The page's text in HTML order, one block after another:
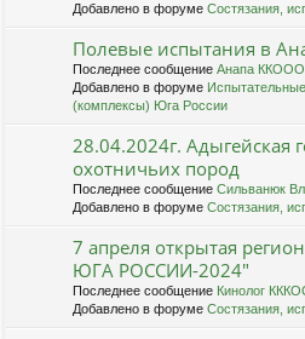
Добавлено в форуме Состязания,
Полевые испытания в
Последнее сообщение Анапа
Добавлено в форуме
(комплексы) Юга России
28.04.2024г. Адыгейская
охотничьих пород
Последнее сообщение Сильванюк
Добавлено в форуме Состязания,
7 апреля открытая
ЮГА РОССИИ-2024"
Последнее сообщение Кинолог
Добавлено в форуме Состязания,